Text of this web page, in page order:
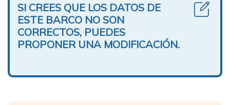
SI CREES QUE LOS DATOS DE
ESTE BARCO NO SON
CORRECTOS, PUEDES
PROPONER UNA MODIFICACIÓN.